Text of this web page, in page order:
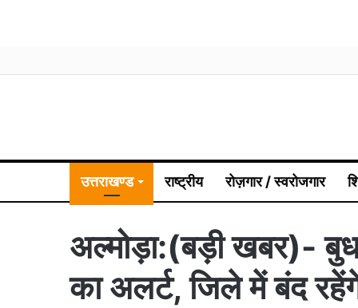
उत्तराखण्ड राष्ट्रीय रोज़गार / स्वरोजगार
अल्मोड़ा:(बड़ी खबर)-
का अलर्ट, जिले में बंद